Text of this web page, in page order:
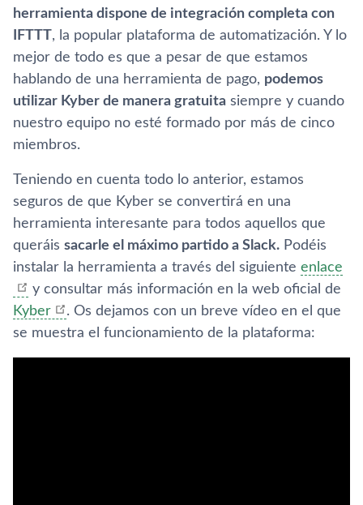
herramienta dispone de integración completa con
IFTTT, la popular plataforma de automatización. Y lo
mejor de todo es que a pesar de que estamos
hablando de una herramienta de pago, podemos
utilizar Kyber de manera gratuita siempre y cuando
nuestro equipo no esté formado por más de cinco
miembros.
Teniendo en cuenta todo lo anterior, estamos
seguros de que Kyber se convertirá en una
herramienta interesante para todos aquellos que
queráis sacarle el máximo partido a Slack. Podéis
instalar la herramienta a través del siguiente enlace
y consultar más información en la web oficial de
Kyber
. Os dejamos con un breve ví­deo en el que
se muestra el funcionamiento de la plataforma: